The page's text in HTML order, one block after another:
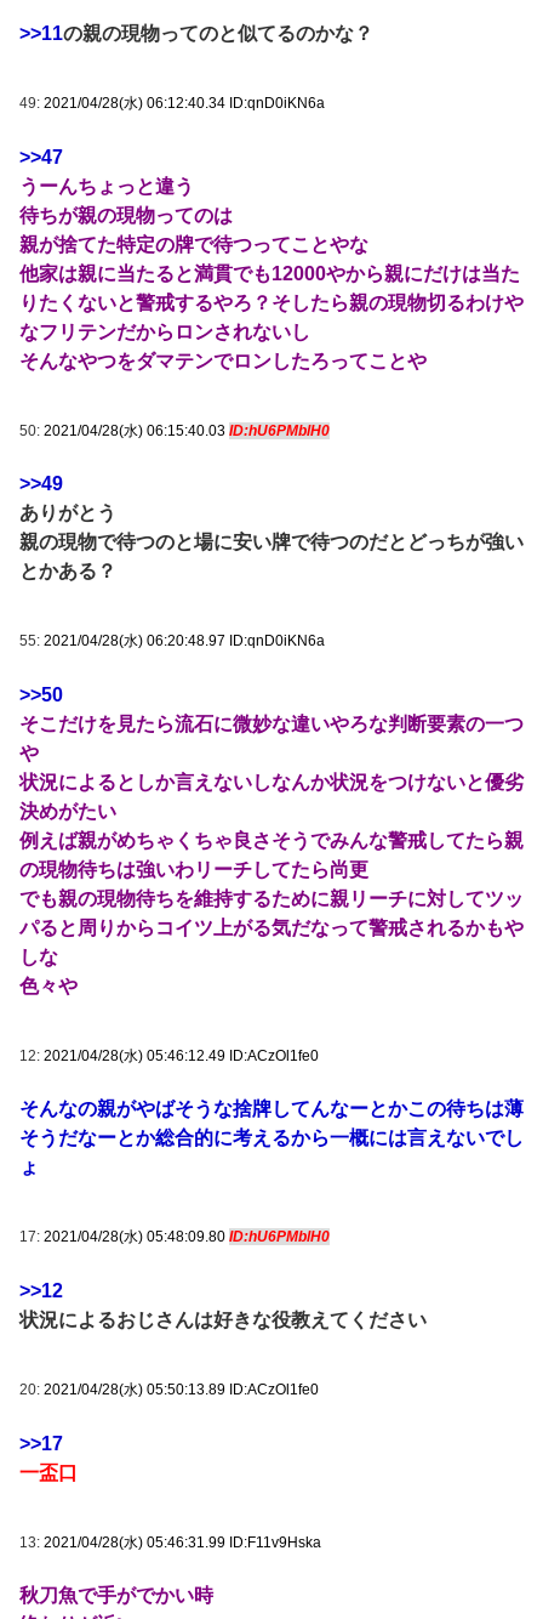
>>11の親の現物ってのと似てるのかな？
49: 2021/04/28(水) 06:12:40.34 ID:qnD0iKN6a
>>47
うーんちょっと違う
待ちが親の現物ってのは
親が捨てた特定の牌で待つってことやな
他家は親に当たると満貫でも12000やから親にだけは当た
りたくないと警戒するやろ？そしたら親の現物切るわけや
なフリテンだからロンされないし
そんなやつをダマテンでロンしたろってことや
50: 2021/04/28(水) 06:15:40.03 ID:hU6PMblH0
>>49
ありがとう
親の現物で待つのと場に安い牌で待つのだとどっちが強い
とかある？
55: 2021/04/28(水) 06:20:48.97 ID:qnD0iKN6a
>>50
そこだけを見たら流石に微妙な違いやろな判断要素の一つ
や
状況によるとしか言えないしなんか状況をつけないと優劣
決めがたい
例えば親がめちゃくちゃ良さそうでみんな警戒してたら親
の現物待ちは強いわリーチしてたら尚更
でも親の現物待ちを維持するために親リーチに対してツッ
パると周りからコイツ上がる気だなって警戒されるかもや
しな
色々や
12: 2021/04/28(水) 05:46:12.49 ID:ACzOl1fe0
そんなの親がやばそうな捨牌してんなーとかこの待ちは薄
そうだなーとか総合的に考えるから一概には言えないでし
ょ
17: 2021/04/28(水) 05:48:09.80 ID:hU6PMblH0
>>12
状況によるおじさんは好きな役教えてください
20: 2021/04/28(水) 05:50:13.89 ID:ACzOl1fe0
>>17
一盃口
13: 2021/04/28(水) 05:46:31.99 ID:F11v9Hska
秋刀魚で手がでかい時